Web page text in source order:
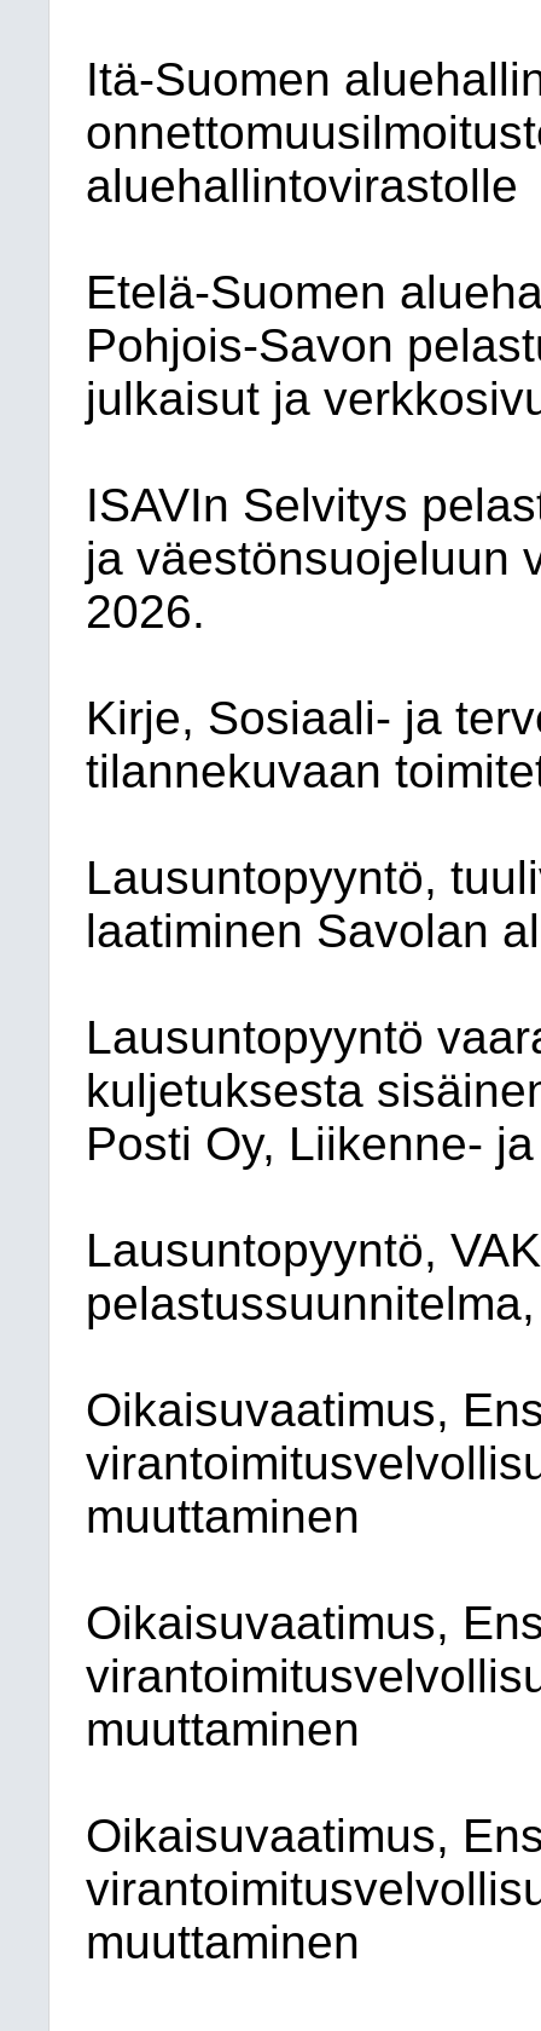
Itä-Suomen
aluehallintovirastolle
Etelä-Suomen
Pohjois-Savon
julkaisut ja
ISAVIn Selvitys
ja väestönsuojeluun
2026.
Kirje, Sosiaali- ja
tilannekuvaan
Lausuntopyyntö,
laatiminen Savolan
Lausuntopyyntö
kuljetuksesta
Posti Oy, Liikenne-
Lausuntopyyntö,
Oikaisuvaatimus,
muuttaminen
Oikaisuvaatimus,
muuttaminen
Oikaisuvaatimus,
muuttaminen